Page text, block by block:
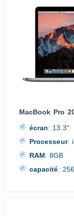
MacBook Pro
écran: 13.3"
Processeur:
RAM: 8GB
capacité: